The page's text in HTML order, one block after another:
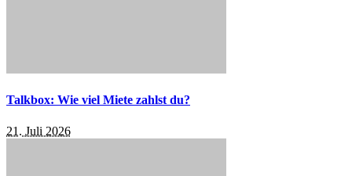
Talkbox: Wie viel Miete zahlst du?
21. Juli 2026